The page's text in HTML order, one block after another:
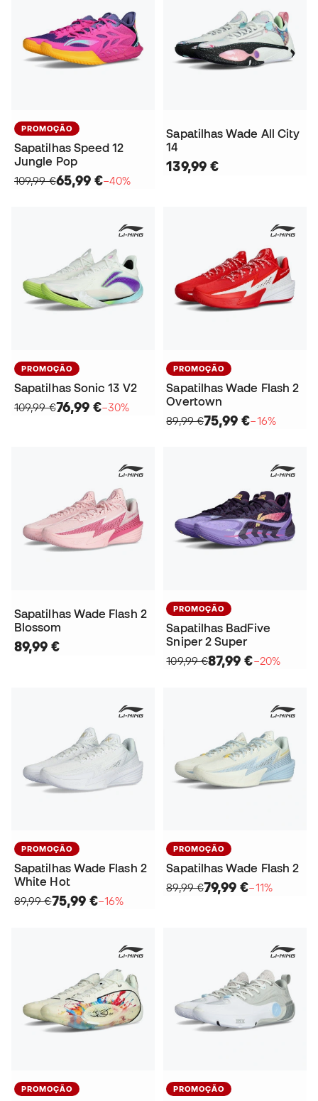
PROMOÇÃO
Sapatilhas Speed 12
Jungle Pop
109,99 €65,99 €−40%
Sapatilhas Wade All City
14
139,99 €
PROMOÇÃO
Sapatilhas Sonic 13 V2
109,99 €76,99 €−30%
PROMOÇÃO
Sapatilhas Wade Flash 2
Overtown
89,99 €75,99 €−16%
Sapatilhas Wade Flash 2
Blossom
89,99 €
PROMOÇÃO
Sapatilhas BadFive
Sniper 2 Super
109,99 €87,99 €−20%
PROMOÇÃO
Sapatilhas Wade Flash 2
White Hot
89,99 €75,99 €−16%
PROMOÇÃO
Sapatilhas Wade Flash 2
89,99 €79,99 €−11%
PROMOÇÃO PROMOÇÃO